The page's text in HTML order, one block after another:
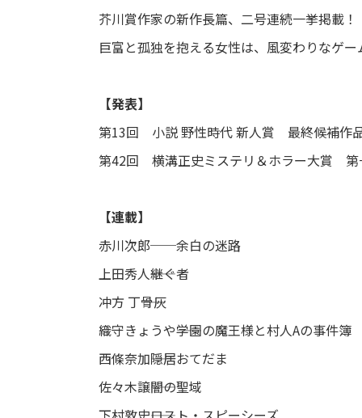
芥川賞作家の新作長篇、二号連続一挙掲載！
巨富と孤独を抱える女性は、風変わりなゲー
【発表】
第13回 小説 野性時代 新人賞 最終候補作
第42回 横溝正史ミステリ＆ホラー大賞 第
【連載】
赤川次郎──余白の迷路
上田秀人――継ぐ者
冲方 丁――骨灰
織守きょうや――学園の魔王様と村人Aの事件簿
西條奈加――隠居おてだま
佐々木譲――闇の聖域